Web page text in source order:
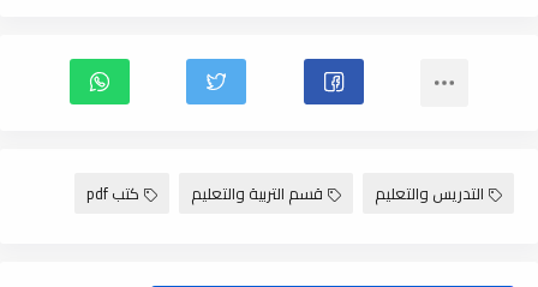
التدريس والتعليم قسم التربية والتعليم كتب pdf